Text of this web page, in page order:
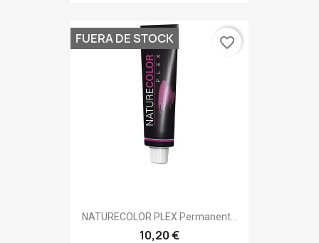
NATURECOLOR PLEX Permanent...
10,20 €
FUERA DE STOCK favorite_border